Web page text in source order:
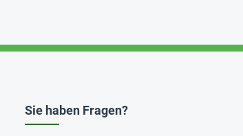
Sie haben Fragen?